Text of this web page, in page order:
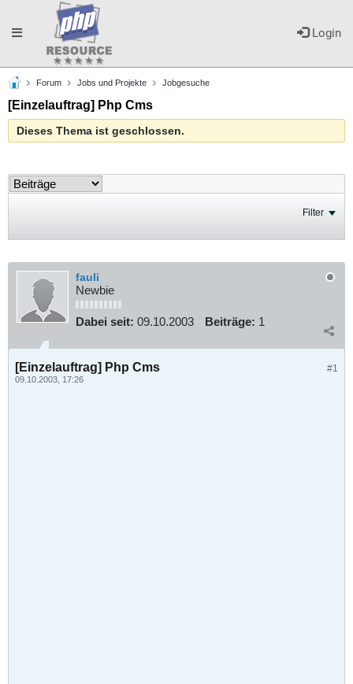
Login
Toggle
navigation
Forum Jobs und Projekte Jobgesuche
[Einzelauftrag] Php Cms
Dieses Thema ist geschlossen.
Filter
fauli
Newbie
Dabei seit: 09.10.2003 Beiträge: 1
#1
[Einzelauftrag] Php Cms
09.10.2003, 17:26